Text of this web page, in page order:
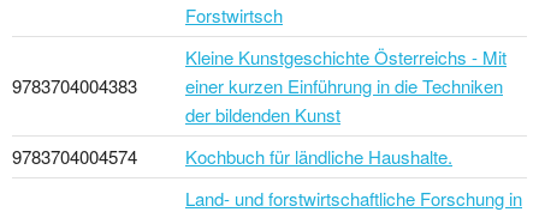
Forstwirtsch
9783704004383
Kleine Kunstgeschichte Österreichs - Mit
einer kurzen Einführung in die Techniken
der bildenden Kunst
9783704004574
Kochbuch für ländliche Haushalte.
Land- und forstwirtschaftliche Forschung in